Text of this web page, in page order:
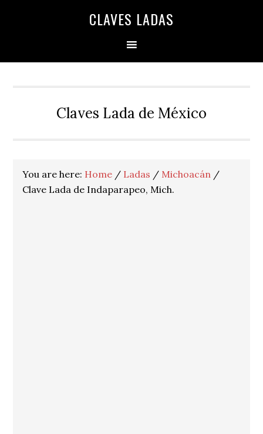
CLAVES LADAS
Claves Lada de México
You are here: Home / Ladas / Michoacán /
Clave Lada de Indaparapeo, Mich.